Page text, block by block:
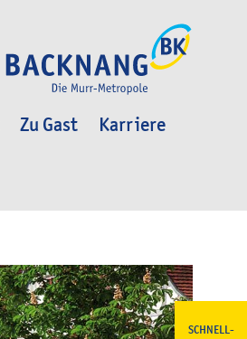
Zu Gast
Karriere
SCHNELL-